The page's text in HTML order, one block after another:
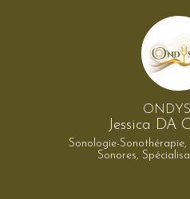
Jessica DA
Sonologie-
Sonores,